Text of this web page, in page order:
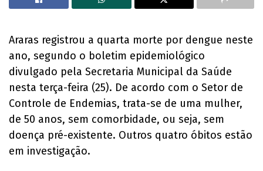
Araras registrou a quarta morte por dengue neste
ano, segundo o boletim epidemiológico
divulgado pela Secretaria Municipal da Saúde
nesta terça-feira (25). De acordo com o Setor de
Controle de Endemias, trata-se de uma mulher,
de 50 anos, sem comorbidade, ou seja, sem
doença pré-existente. Outros quatro óbitos estão
em investigação.